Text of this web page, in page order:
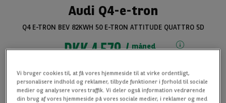
Audi Q4-e-tron
Q4 E-TRON BEV 82KWH 50 E-TRON ATTITUDE QUATTRO 5D
DKK 4 578
måned
Levering er muligt i hele Danmark
Ring for at høre mere 70 26 50 60
Vi bruger cookies til, at få vores hjemmeside til at virke ordentligt,
personalisere indhold og reklamer, tilbyde funktioner i forhold til sociale
medier og analysere vores traffik. Vi deler også information vedrørende
din brug af vores hjemmeside på vores sociale medier, i reklamer og med